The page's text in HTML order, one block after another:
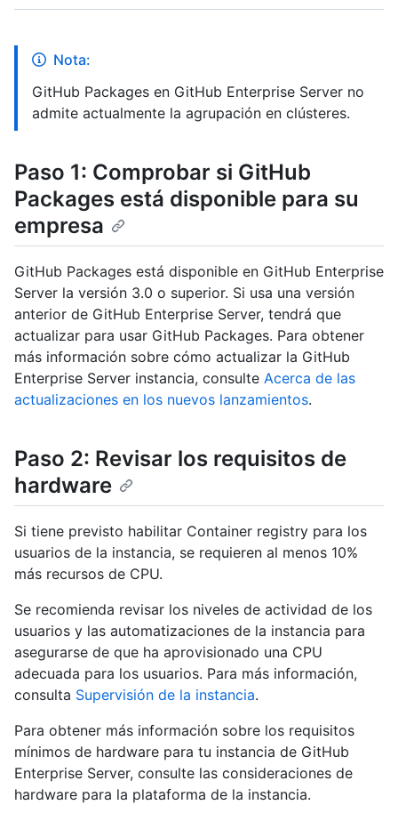
Nota:
GitHub Packages en GitHub Enterprise Server no
admite actualmente la agrupación en clústeres.
Paso 1: Comprobar si GitHub
Packages está disponible para su
empresa
GitHub Packages está disponible en GitHub Enterprise
Server la versión 3.0 o superior. Si usa una versión
anterior de GitHub Enterprise Server, tendrá que
actualizar para usar GitHub Packages. Para obtener
más información sobre cómo actualizar la GitHub
Enterprise Server instancia, consulte Acerca de las
actualizaciones en los nuevos lanzamientos.
Paso 2: Revisar los requisitos de
hardware
Si tiene previsto habilitar Container registry para los
usuarios de la instancia, se requieren al menos 10%
más recursos de CPU.
Se recomienda revisar los niveles de actividad de los
usuarios y las automatizaciones de la instancia para
asegurarse de que ha aprovisionado una CPU
adecuada para los usuarios. Para más información,
consulta Supervisión de la instancia.
Para obtener más información sobre los requisitos
mínimos de hardware para tu instancia de GitHub
Enterprise Server, consulte las consideraciones de
hardware para la plataforma de la instancia.